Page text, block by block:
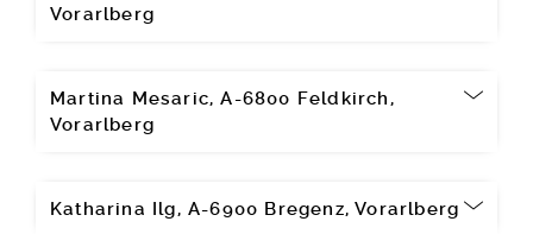
Vorarlberg
Martina Mesaric, A-6800 Feldkirch,
Vorarlberg
Katharina Ilg, A-6900 Bregenz, Vorarlberg